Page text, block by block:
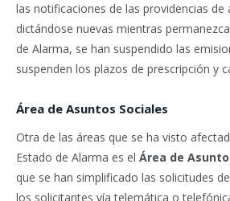
las notificaciones de las providencias de
dictándose nuevas mientras
de Alarma, se han suspendido las
suspenden los plazos de prescripción y
Área de Asuntos Sociales
Otra de las áreas que se ha visto
Estado de Alarma es el Área de
que se han simplificado las solicitudes
los solicitantes vía telemática o